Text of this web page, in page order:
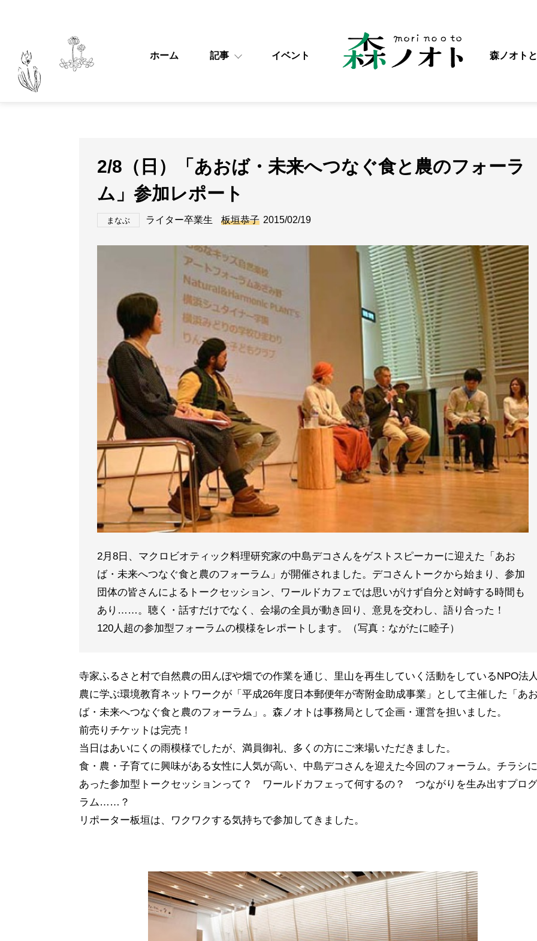
ホーム 記事 イベント 森ノオト
2/8（日）「あおば・未来へつなぐ食と農のフォーラ
ム」参加レポート
まなぶ ライター卒業生 板垣恭子 2015/02/19
2月8日、マクロビオティック料理研究家の中島デコさんをゲストスピーカーに迎えた「あお
ば・未来へつなぐ食と農のフォーラム」が開催されました。デコさんトークから始まり、参加
団体の皆さんによるトークセッション、ワールドカフェでは思いがけず自分と対峙する時間も
あり……。聴く・話すだけでなく、会場の全員が動き回り、意見を交わし、語り合った！
120人超の参加型フォーラムの模様をレポートします。（写真：ながたに睦子）
寺家ふるさと村で自然農の田んぼや畑での作業を通じ、里山を再生していく活動をしているNPO法
農に学ぶ環境教育ネットワークが「平成26年度日本郵便年が寄附金助成事業」として主催した「あ
ば・未来へつなぐ食と農のフォーラム」。森ノオトは事務局として企画・運営を担いました。
前売りチケットは完売！
当日はあいにくの雨模様でしたが、満員御礼、多くの方にご来場いただきました。
食・農・子育てに興味がある女性に人気が高い、中島デコさんを迎えた今回のフォーラム。チラシに
あった参加型トークセッションって？ ワールドカフェって何するの？ つながりを生み出すプログ
ラム……？
リポーター板垣は、ワクワクする気持ちで参加してきました。